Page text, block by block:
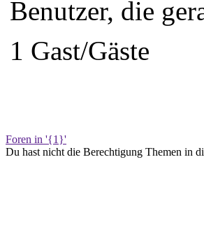
Benutzer, die
1 Gast/Gäste
Foren in '{1}'
Du hast nicht die Berechtigung Themen in